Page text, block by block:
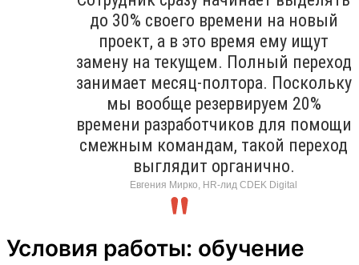
до 30% своего времени на новый
проект, а в это время ему ищут
замену на текущем. Полный переход
занимает месяц-полтора. Поскольку
мы вообще резервируем 20%
времени разработчиков для помощи
смежным командам, такой переход
выглядит органично.
Евгения Мирко, HR-лид CDEK Digital
Условия работы: обучение